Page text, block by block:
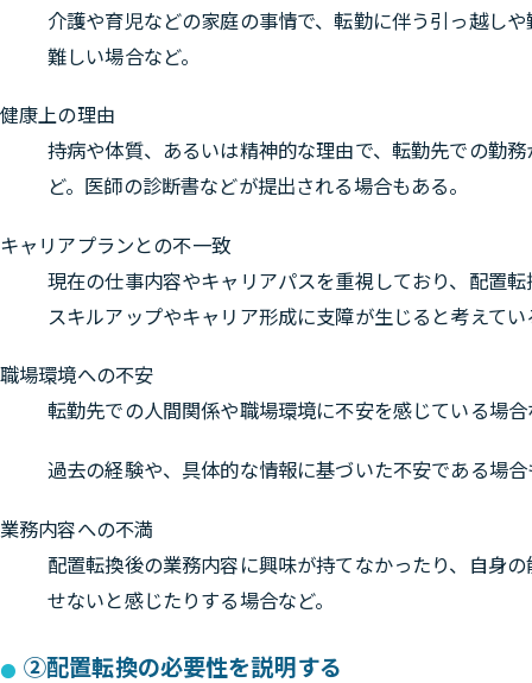
介護や育児などの家庭の事情で、転勤に伴う引っ越し
難しい場合など。
健康上の理由
持病や体質、あるいは精神的な理由で、転勤先での勤
ど。医師の診断書などが提出される場合もある。
キャリアプランとの不一致
現在の仕事内容やキャリアパスを重視しており、配置
スキルアップやキャリア形成に支障が生じると考えて
職場環境への不安
転勤先での人間関係や職場環境に不安を感じている場
過去の経験や、具体的な情報に基づいた不安である場
業務内容への不満
配置転換後の業務内容に興味が持てなかったり、自身
せないと感じたりする場合など。
②配置転換の必要性を説明する